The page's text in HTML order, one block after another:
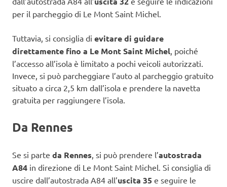
per il parcheggio di Le Mont Saint Michel.
Tuttavia, si consiglia di evitare di guidare
direttamente fino a Le Mont Saint Michel, poiché
l’accesso all’isola è limitato a pochi veicoli autorizzati.
Invece, si può parcheggiare l’auto al parcheggio gratuito
situato a circa 2,5 km dall’isola e prendere la navetta
gratuita per raggiungere l’isola.
Da Rennes
Se si parte da Rennes, si può prendere l’autostrada
A84 in direzione di Le Mont Saint Michel. Si consiglia di
uscire dall’autostrada A84 all’uscita 35 e seguire le